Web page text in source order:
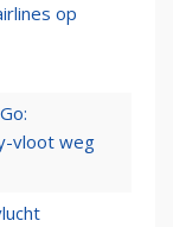
op
vloot weg